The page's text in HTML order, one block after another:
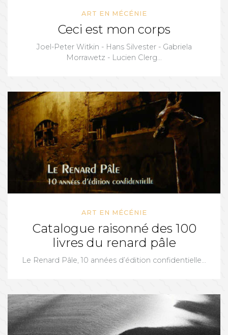
ART EN MÉCÉNIE
Ceci est mon corps
Joel-Peter Witkin - Hans Silvester - Gabriela
Morrawetz - Lucien Clerg...
ART EN MÉCÉNIE
Catalogue raisonné des 100
livres du renard pâle
Le Renard Pâle, 10 années d’édition confidentielle...